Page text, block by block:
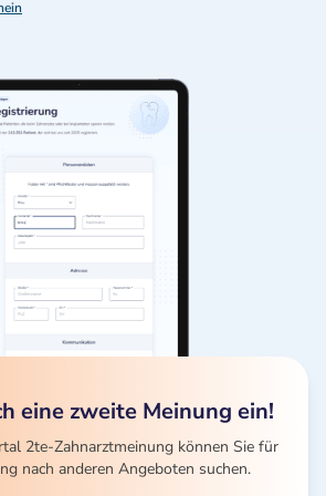
eine zweite Meinung ein!
2te-Zahnarztmeinung können Sie für
nach anderen Angeboten suchen.